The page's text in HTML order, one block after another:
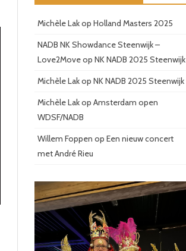
Michèle Lakop Holland Masters 2025
NADB NK Showdance Steenwijk –
Love2Moveop NK NADB 2025 Steenwijk
Michèle Lakop NK NADB 2025 Steenwijk
Michèle Lakop Amsterdam open
WDSF/NADB
Willem Foppen op Een nieuw concert
met André Rieu